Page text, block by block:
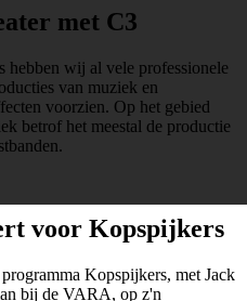
met C3
hebben wij al vele professionele
van muziek en
voorzien. Op het gebied
betrof het meestal de productie
voor Kopspijkers
Kopspijkers, met Jack
bij de VARA, op z'n